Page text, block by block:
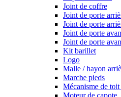
Joint de coffre
Joint de porte
Joint de porte
Joint de porte
Joint de porte
Kit barillet
Logo
Malle / hayon
Marche pieds
Mécanisme de
Moteur de capote